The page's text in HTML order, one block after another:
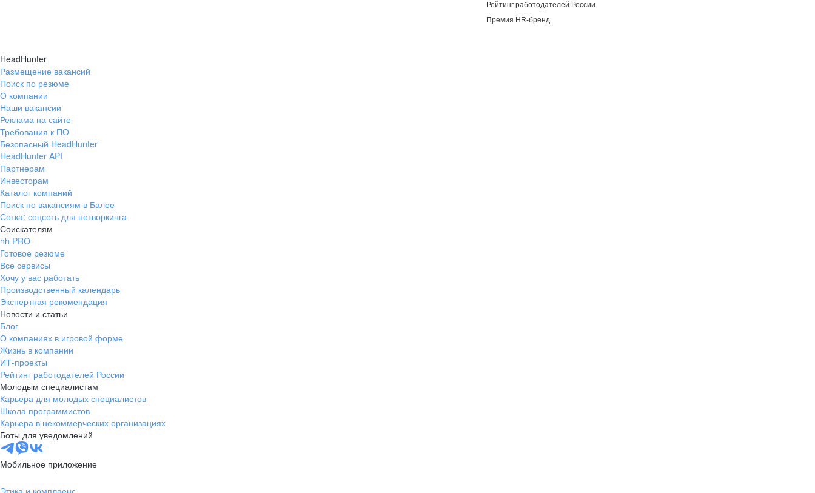
Рейтинг работодателей России
Премия HR-бренд
HeadHunter
Размещение вакансий
Поиск по резюме
О компании
Наши вакансии
Реклама на сайте
Требования к ПО
Безопасный HeadHunter
HeadHunter API
Партнерам
Инвесторам
Каталог компаний
Поиск по вакансиям в Балее
Сетка: соцсеть для нетворкинга
Соискателям
hh PRO
Готовое резюме
Все сервисы
Хочу у вас работать
Производственный календарь
Экспертная рекомендация
Новости и статьи
Блог
О компаниях в игровой форме
Жизнь в компании
ИТ-проекты
Рейтинг работодателей России
Молодым специалистам
Карьера для молодых специалистов
Школа программистов
Карьера в некоммерческих организациях
Боты для уведомлений
Мобильное приложение
Этика и комплаенс